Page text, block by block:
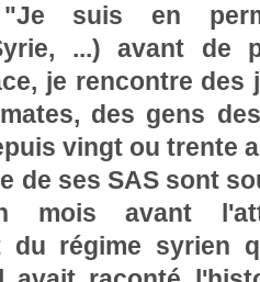
"Je suis en
...) avant de
je rencontre des
des gens
vingt ou trente
de ses SAS sont
mois avant
du régime syrien